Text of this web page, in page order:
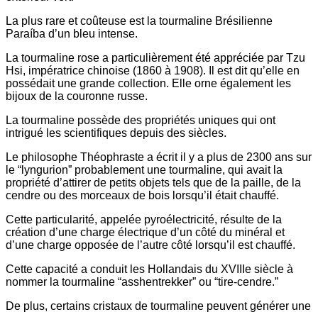
La plus rare et coûteuse est la tourmaline Brésilienne
Paraíba d’un bleu intense.
La tourmaline rose a particulièrement été appréciée par Tzu
Hsi, impératrice chinoise (1860 à 1908). Il est dit qu’elle en
possédait une grande collection. Elle orne également les
bijoux de la couronne russe.
La tourmaline possède des propriétés uniques qui ont
intrigué les scientifiques depuis des siècles.
Le philosophe Théophraste a écrit il y a plus de 2300 ans sur
le “lyngurion” probablement une tourmaline, qui avait la
propriété d’attirer de petits objets tels que de la paille, de la
cendre ou des morceaux de bois lorsqu’il était chauffé.
Cette particularité, appelée pyroélectricité, résulte de la
création d’une charge électrique d’un côté du minéral et
d’une charge opposée de l’autre côté lorsqu’il est chauffé.
Cette capacité a conduit les Hollandais du XVIIIe siècle à
nommer la tourmaline “asshentrekker” ou “tire-cendre.”
De plus, certains cristaux de tourmaline peuvent générer une